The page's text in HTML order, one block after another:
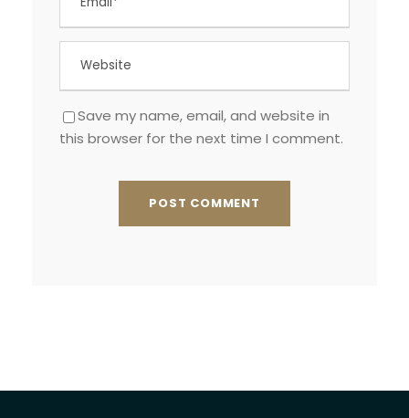
Save my name, email, and website in
this browser for the next time I comment.